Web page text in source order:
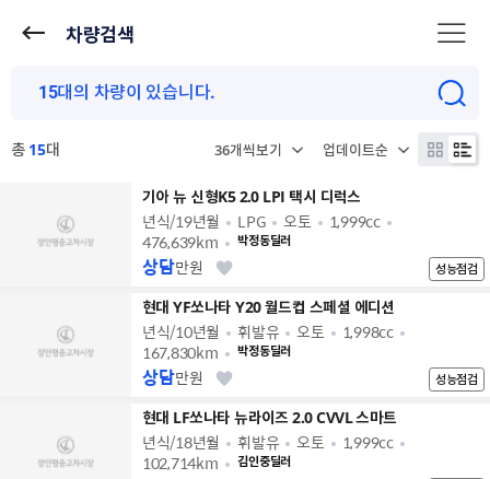
차량검색
총 15대
기아 뉴 신형K5 2.0 LPI 택시 디럭스
년식/19년월 LPG 오토
1,999cc
476,639km
박정동딜러
성능점검
상담만원
현대 YF쏘나타 Y20 월드컵 스페셜 에디션
년식/10년월 휘발유 오토
1,998cc
167,830km
박정동딜러
성능점검
상담만원
현대 LF쏘나타 뉴라이즈 2.0 CVVL 스마트
년식/18년월 휘발유 오토
1,999cc
102,714km
김인중딜러